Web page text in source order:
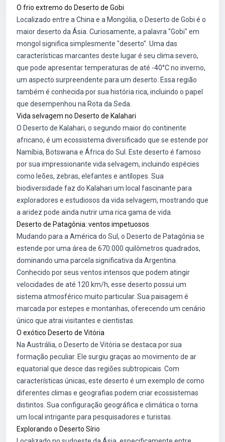
O frio extremo do Deserto de Gobi
Localizado entre a China e a Mongólia, o Deserto de Gobi é o
maior deserto da Ásia. Curiosamente, a palavra "Gobi" em
mongol significa simplesmente "deserto". Uma das
características marcantes deste lugar é seu clima severo,
que pode apresentar temperaturas de até -40°C no inverno,
um aspecto surpreendente para um deserto. Essa região
também é conhecida por sua história rica, incluindo o papel
que desempenhou na Rota da Seda.
Vida selvagem no Deserto de Kalahari
O Deserto de Kalahari, o segundo maior do continente
africano, é um ecossistema diversificado que se estende por
Namíbia, Botswana e África do Sul. Este deserto é famoso
por sua impressionante vida selvagem, incluindo espécies
como leões, zebras, elefantes e antílopes. Sua
biodiversidade faz do Kalahari um local fascinante para
exploradores e estudiosos da vida selvagem, mostrando que
a aridez pode ainda nutrir uma rica gama de vida.
Deserto de Patagônia: ventos impetuosos
Mudando para a América do Sul, o Deserto de Patagônia se
estende por uma área de 670.000 quilômetros quadrados,
dominando uma parcela significativa da Argentina.
Conhecido por seus ventos intensos que podem atingir
velocidades de até 120 km/h, esse deserto possui um
sistema atmosférico muito particular. Sua paisagem é
marcada por estepes e montanhas, oferecendo um cenário
único que atrai visitantes e cientistas.
O exótico Deserto de Vitória
Na Austrália, o Deserto de Vitória se destaca por sua
formação peculiar. Ele surgiu graças ao movimento de ar
equatorial que desce das regiões subtropicais. Com
características únicas, este deserto é um exemplo de como
diferentes climas e geografias podem criar ecossistemas
distintos. Sua configuração geográfica e climática o torna
um local intrigante para pesquisadores e turistas.
Explorando o Deserto Sírio